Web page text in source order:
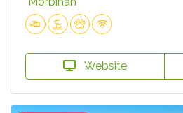
Website